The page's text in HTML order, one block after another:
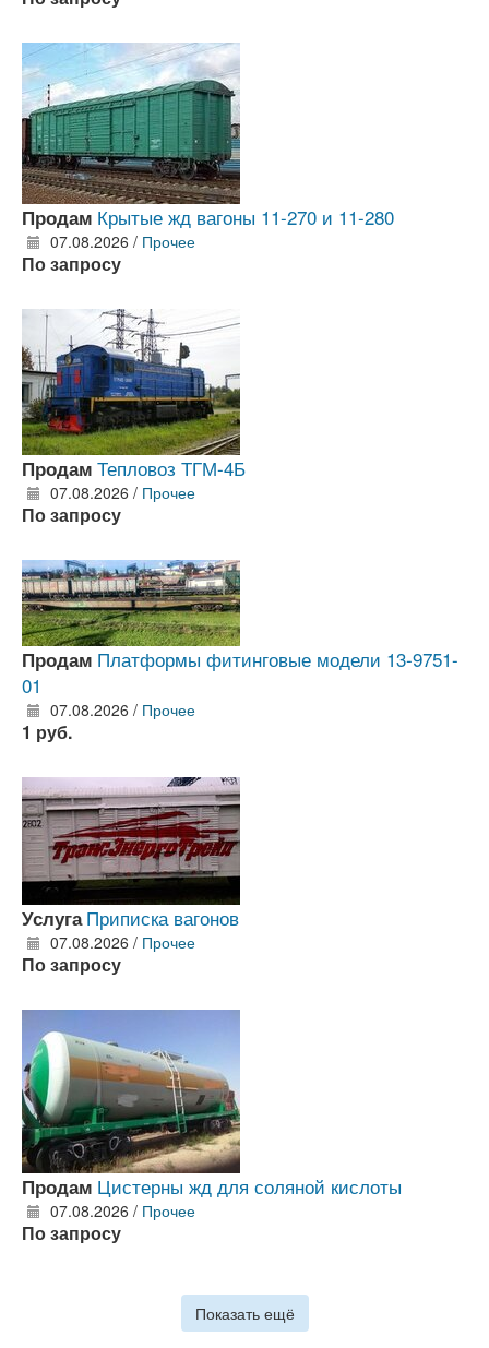
Продам Крытые жд вагоны 11-270 и 11-280
07.08.2026 / Прочее
По запросу
Продам Тепловоз ТГМ-4Б
07.08.2026 / Прочее
По запросу
Продам Платформы фитинговые модели 13-9751-
01
07.08.2026 / Прочее
1 руб.
Услуга Приписка вагонов
07.08.2026 / Прочее
По запросу
Продам Цистерны жд для соляной кислоты
07.08.2026 / Прочее
По запросу
Показать ещё